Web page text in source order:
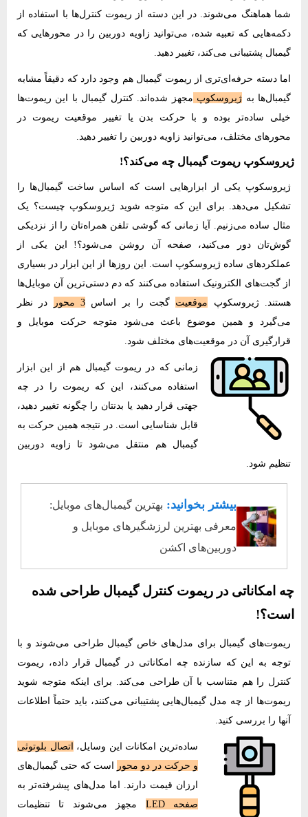
شما هماهنگ می‌شوند. در این دسته از ریموت کنترل‌ها با استفاده از
دکمه‌هایی که تعبیه شده، می‌توانید زاویه دوربین را در محورهایی که
گیمبال پشتیبانی می‌کند، تغییر دهید.
اما دسته حرفه‌‌ای‌تری از ریموت گیمبال هم وجود دارد که دقیقاً مشابه
گیمبال‌ها به ژیروسکوپ مجهز شده‌اند. کنترل گیمبال با این ریموت‌ها
خیلی ساده‌تر بوده و با حرکت بدن یا تغییر موقعیت ریموت در
محورهای مختلف، می‌توانید زاویه دوربین را تغییر دهید.
ژیروسکوپ ریموت گیمبال چه می‌کند؟!
ژیروسکوپ یکی از ابزارهایی است که اساس ساخت گیمبال‌ها را
تشکیل می‌دهد. برای این که متوجه شوید ژیروسکوپ چیست؟ یک
مثال ساده می‌زنیم. آیا زمانی که گوشی تلفن همراه‌تان را از نزدیکی
گوش‌تان دور می‌کنید، صفحه آن روشن می‌شود؟! این یکی از
عملکردهای ساده ژیروسکوپ است. این روزها از این ابزار در بسیاری
از گجت‌های الکترونیک استفاده می‌کنند که دم دستی‌ترین آن موبایل‌ها
هستند. ژیروسکوپ موقعیت گجت را بر اساس3 محور
در نظر
می‌گیرد و همین موضوع باعث می‌شود متوجه حرکت موبایل و
قرارگیری آن در موقعیت‌های مختلف شود.
زمانی که در ریموت گیمبال هم از این ابزار
استفاده می‌کنند، این که ریموت را در چه
جهتی قرار دهید یا بدنتان را چگونه تغییر دهید،
قابل شناسایی است. در نتیجه همین حرکت به
گیمبال هم منتقل می‌شود تا زاویه دوربین
تنظیم شود.
بیشتر بخوانید: بهترین گیمبال‌های موبایل:
معرفی بهترین لرزشگیرهای موبایل و
دوربین‌های اکشن
چه امکاناتی در ریموت کنترل گیمبال طراحی شده
است؟!
ریموت‌های گیمبال برای مدل‌های خاص گیمبال طراحی می‌شوند و با
توجه به این که سازنده چه امکاناتی در گیمبال قرار داده، ریموت
کنترل را هم متناسب با آن طراحی می‌کند. برای اینکه متوجه شوید
ریموت‌ها از چه مدل گیمبال‌هایی پشتیبانی می‌کنند، باید حتماً اطلاعات
آنها را بررسی کنید.
ساده‌ترین امکانات این وسایل، اتصال بلوتوثی
و حرکت در دو محور است که حتی گیمبال‌های
ارزان قیمت دارند. اما مدل‌های پیشرفته‌تر به
صفحه LED
مجهز می‌شوند تا تنظیمات